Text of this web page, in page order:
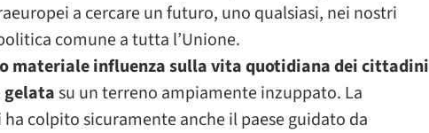
a cercare un futuro, uno qualsiasi, nei nostri
comune a tutta l’Unione.
materiale influenza sulla vita quotidiana dei cittadini
gelatasu un terreno ampiamente inzuppato. La
colpito sicuramente anche il paese guidato da